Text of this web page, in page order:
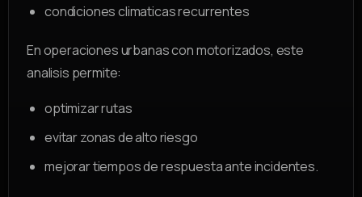
condiciones climaticas recurrentes
En operaciones urbanas con motorizados, este
analisis permite:
optimizar rutas
evitar zonas de alto riesgo
mejorar tiempos de respuesta ante incidentes.